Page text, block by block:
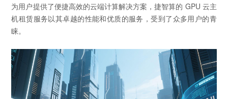
为用户提供了便捷高效的云端计算解决方案，捷智算的 GPU 云主
机租赁服务以其卓越的性能和优质的服务，受到了众多用户的青
睐。